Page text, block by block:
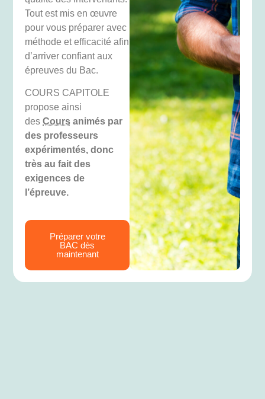
Tout est mis en œuvre
pour vous préparer avec
méthode et efficacité afin
d’arriver confiant aux
épreuves du Bac.
COURS CAPITOLE
propose ainsi
desCours animés par
des professeurs
expérimentés, donc
très au fait des
exigences de
l’épreuve.
Préparer votre
BAC dès
maintenant